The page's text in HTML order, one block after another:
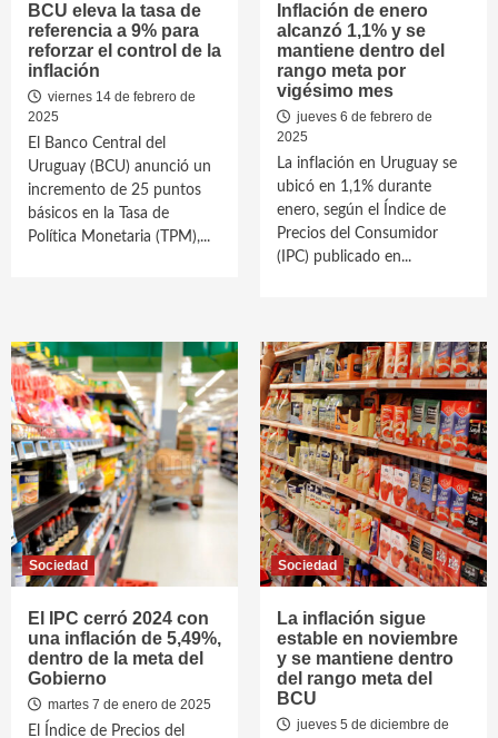
BCU eleva la tasa de
referencia a 9% para
reforzar el control de la
inflación
viernes 14 de febrero de
2025
El Banco Central del
Uruguay (BCU) anunció un
incremento de 25 puntos
básicos en la Tasa de
Política Monetaria (TPM),...
Inflación de enero
alcanzó 1,1% y se
mantiene dentro del
rango meta por
vigésimo mes
jueves 6 de febrero de
2025
La inflación en Uruguay se
ubicó en 1,1% durante
enero, según el Índice de
Precios del Consumidor
(IPC) publicado en...
Sociedad
El IPC cerró 2024 con
una inflación de 5,49%,
dentro de la meta del
Gobierno
martes 7 de enero de 2025
El Índice de Precios del
Sociedad
La inflación sigue
estable en noviembre
y se mantiene dentro
del rango meta del
BCU
jueves 5 de diciembre de